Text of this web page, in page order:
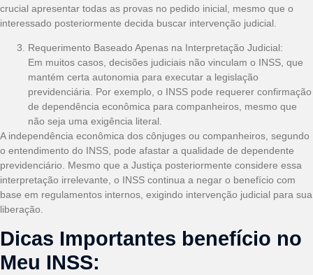
crucial apresentar todas as provas no pedido inicial, mesmo que o
interessado posteriormente decida buscar intervenção judicial.
Requerimento Baseado Apenas na Interpretação Judicial:
Em muitos casos, decisões judiciais não vinculam o INSS, que
mantém certa autonomia para executar a legislação
previdenciária. Por exemplo, o INSS pode requerer confirmação
de dependência econômica para companheiros, mesmo que
não seja uma exigência literal.
A independência econômica dos cônjuges ou companheiros, segundo
o entendimento do INSS, pode afastar a qualidade de dependente
previdenciário. Mesmo que a Justiça posteriormente considere essa
interpretação irrelevante, o INSS continua a negar o benefício com
base em regulamentos internos, exigindo intervenção judicial para sua
liberação.
Dicas Importantes benefício no
Meu INSS: